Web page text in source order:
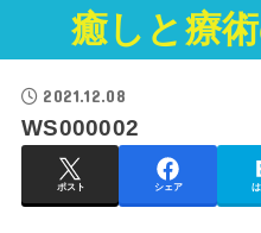
癒しと療
2021.12.08
WS000002
ポスト シェア